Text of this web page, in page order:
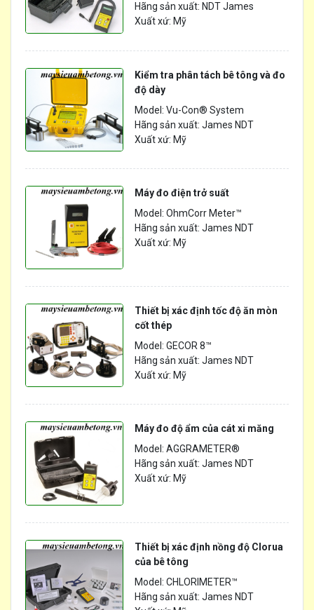
Hãng sản xuất: NDT James
Xuất xứ: Mỹ
Kiểm tra phân tách bê tông và đo
độ dày
Model: Vu-Con® System
Hãng sản xuất: James NDT
Xuất xứ: Mỹ
Máy đo điện trở suất
Model: OhmCorr Meter™
Hãng sản xuất: James NDT
Xuất xứ: Mỹ
Thiết bị xác định tốc độ ăn mòn
cốt thép
Model: GECOR 8™
Hãng sản xuất: James NDT
Xuất xứ: Mỹ
Máy đo độ ẩm của cát xi măng
Model: AGGRAMETER®
Hãng sản xuất: James NDT
Xuất xứ: Mỹ
Thiết bị xác định nồng độ Clorua
của bê tông
Model: CHLORIMETER™
Hãng sản xuất: James NDT